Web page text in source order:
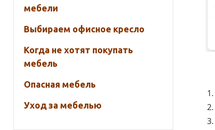
мебели
Выбираем офисное кресло
Когда не хотят покупать
мебель
Опасная мебель
Уход за мебелью